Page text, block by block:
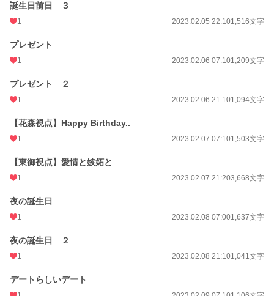
誕生日前日 ３
1 2023.02.05 22:101,516文字
プレゼント
1 2023.02.06 07:101,209文字
プレゼント ２
1 2023.02.06 21:101,094文字
【花森視点】Happy Birthday..
1 2023.02.07 07:101,503文字
【東御視点】愛情と嫉妬と
1 2023.02.07 21:203,668文字
夜の誕生日
1 2023.02.08 07:001,637文字
夜の誕生日 ２
1 2023.02.08 21:101,041文字
デートらしいデート